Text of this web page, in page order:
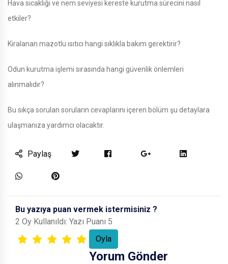
Hava sıcaklığı ve nem seviyesi kereste kurutma sürecini nasıl
etkiler?
Kiralanan mazotlu ısıtıcı hangi sıklıkla bakım gerektirir?
Odun kurutma işlemi sırasında hangi güvenlik önlemleri
alınmalıdır?
Bu sıkça sorulan soruların cevaplarını içeren bölüm şu detaylara
ulaşmanıza yardımcı olacaktır.
Paylaş
Bu yazıya puan vermek istermisiniz ?
2 Oy Kullanıldı: Yazı Puanı 5
Yorum Gönder